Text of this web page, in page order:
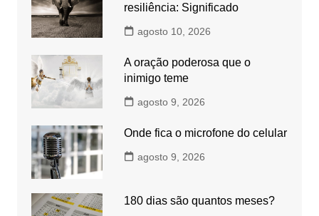
resiliência: Significado
agosto 10, 2026
A oração poderosa que o
inimigo teme
agosto 9, 2026
Onde fica o microfone do celular
agosto 9, 2026
180 dias são quantos meses?